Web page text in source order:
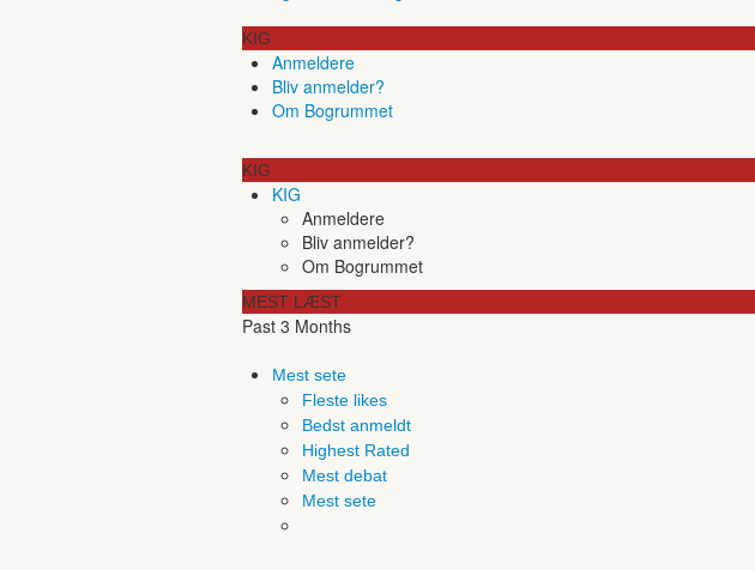
KIG
Anmeldere
Bliv anmelder?
Om Bogrummet
KIG
KIG
Anmeldere
Bliv anmelder?
Om Bogrummet
MEST LÆST
Past 3 Months
Mest sete
Fleste likes
Bedst anmeldt
Highest Rated
Mest debat
Mest sete